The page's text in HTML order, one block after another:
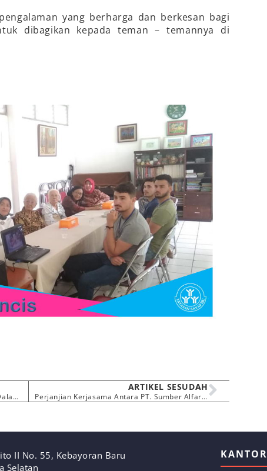
yang berharga dan berkesan bagi
dibagikan kepada teman – temannya di
Keseruan Anak – Anak Sayap Ibu Jakarta Dalam Peringatan HAN di TMII
ARTIKEL SESUDAH
Perjanjian Kerjasama Antara PT. Sumber Alfaria Trijaya dengan Yayasan Sayap Ibu
II No. 55, Kebayoran Baru
Selatan
KANTOR